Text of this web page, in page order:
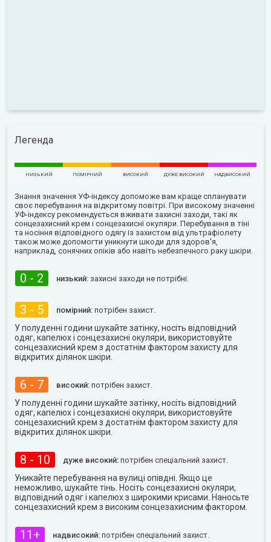
Легенда
НИЗЬКИЙ ПОМІРНИЙ ВИСОКИЙ ДУЖЕ ВИСОКИЙ НАДВИСОКИЙ
Знання значення УФ-індексу допоможе вам краще спланувати
своє перебування на відкритому повітрі. При високому значенні
УФ-індексу рекомендується вживати захисні заходи, такі як
сонцезахисний крем і сонцезахисні окуляри. Перебування в тіні
та носіння відповідного одягу із захистом від ультрафіолету
також може допомогти уникнути шкоди для здоров'я,
наприклад, сонячних опіків або навіть небезпечного раку шкіри.
0 - 2 низький: захисні заходи не потрібні.
3 - 5 помірний: потрібен захист.
У полуденні години шукайте затінку, носіть відповідний
одяг, капелюх і сонцезахисні окуляри, використовуйте
сонцезахисний крем з достатнім фактором захисту для
відкритих ділянок шкіри.
6 - 7 високий: потрібен захист.
У полуденні години шукайте затінку, носіть відповідний
одяг, капелюх і сонцезахисні окуляри, використовуйте
сонцезахисний крем з достатнім фактором захисту для
відкритих ділянок шкіри.
8 - 10 дуже високий: потрібен спеціальний захист.
Уникайте перебування на вулиці опівдні. Якщо це
неможливо, шукайте тінь. Носіть сонцезахисні окуляри,
відповідний одяг і капелюх з широкими крисами. Наносьте
сонцезахисний крем з високим сонцезахисним фактором.
11+ надвисокий: потрібен спеціальний захист.